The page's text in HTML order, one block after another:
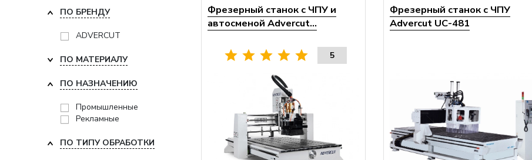
Фрезерный станок с ЧПУ и
автосменой Advercut...
5
Фрезерный станок с ЧПУ
Advercut UС-481
ПО БРЕНДУ
ADVERCUT
ПО МАТЕРИАЛУ
ПО НАЗНАЧЕНИЮ
Промышленные
Рекламные
ПО ТИПУ ОБРАБОТКИ